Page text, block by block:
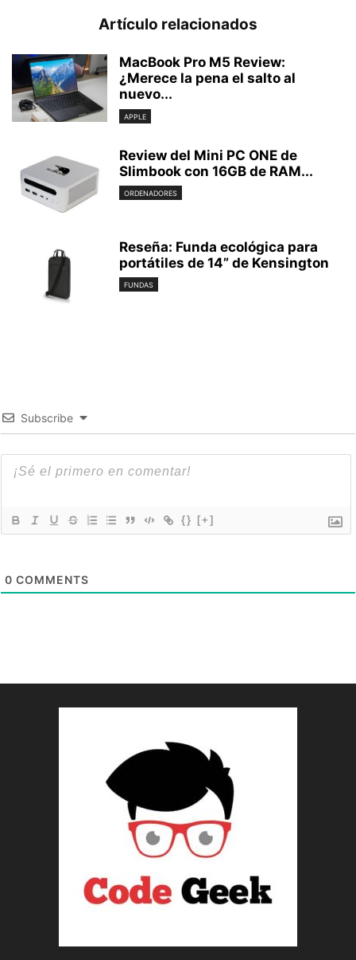
Artículo relacionados
MacBook Pro M5 Review:
¿Merece la pena el salto al
nuevo...
APPLE
Review del Mini PC ONE de
Slimbook con 16GB de RAM...
ORDENADORES
Reseña: Funda ecológica para
portátiles de 14” de Kensington
FUNDAS
Subscribe
{} [+]
0 COMMENTS